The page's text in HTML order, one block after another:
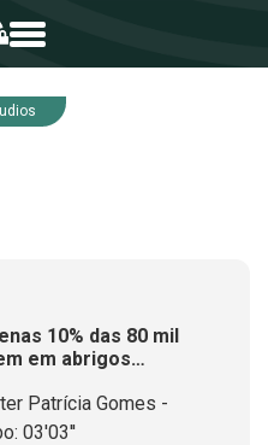
10% das 80 mil
em abrigos
Patrícia Gomes -
03'03''